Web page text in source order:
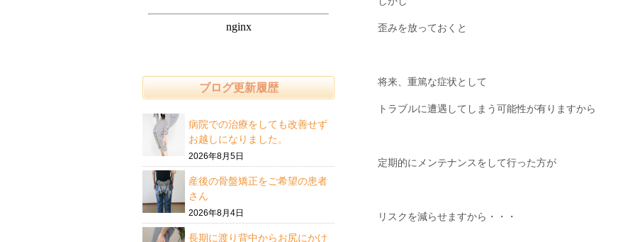
歪みを放っておくと
将来、重篤な症状として
トラブルに遭遇してしまう可能性が有りますから
定期的にメンテナンスをして行った方が
リスクを減らせますから・・・
ブログ更新履歴
病院での治療をしても改善せず
お越しになりました。
2026年8月5日
産後の骨盤矯正をご希望の患者
さん
2026年8月4日
長期に渡り背中からお尻にかけ